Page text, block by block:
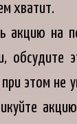
хватит.
акцию на
этом не